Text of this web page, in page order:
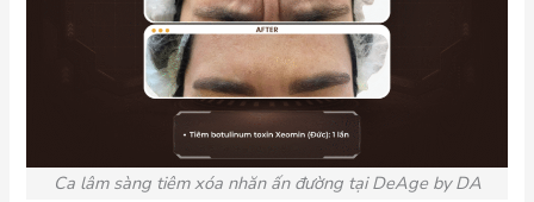
Ca lâm sàng tiêm xóa nhăn ấn đường tại DeAge by DA